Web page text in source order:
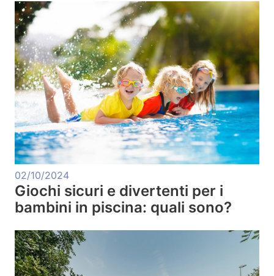
02/10/2024
Giochi sicuri e divertenti per i
bambini in piscina: quali sono?